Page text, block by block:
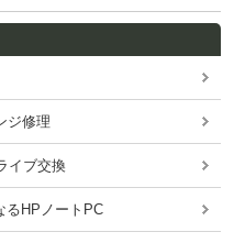
ジ修理
イブ交換
るHPノートPC